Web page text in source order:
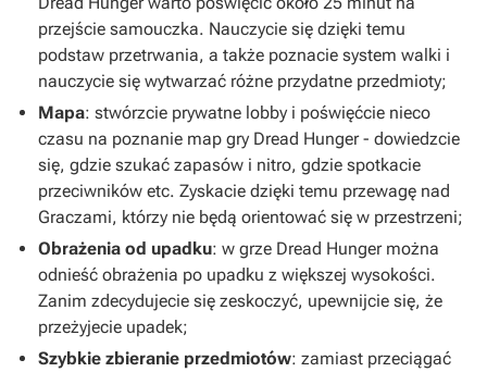
przejście samouczka. Nauczycie się dzięki temu
podstaw przetrwania, a także poznacie system walki i
nauczycie się wytwarzać różne przydatne przedmioty;
Mapa: stwórzcie prywatne lobby i poświęćcie nieco
czasu na poznanie map gry Dread Hunger- dowiedzcie
się, gdzie szukać zapasów i nitro, gdzie spotkacie
przeciwników etc. Zyskacie dzięki temu przewagę nad
Graczami, którzy nie będą orientować się w przestrzeni;
Obrażenia od upadku: w grze Dread Hungermożna
odnieść obrażenia po upadku z większej wysokości.
Zanim zdecydujecie się zeskoczyć, upewnijcie się, że
przeżyjecie upadek;
Szybkie zbieranie przedmiotów: zamiast przeciągać